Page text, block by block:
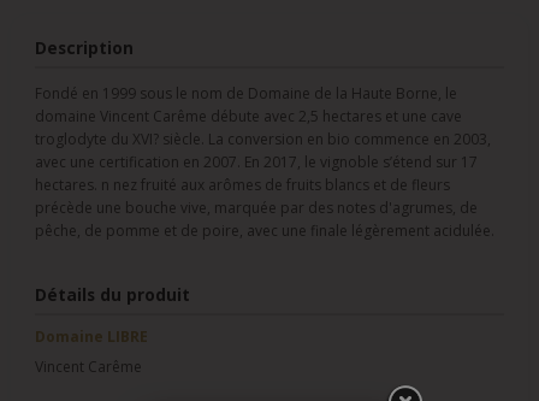
Description
Fondé en 1999 sous le nom de Domaine de la Haute Borne, le
domaine Vincent Carême débute avec 2,5 hectares et une cave
troglodyte du XVI? siècle. La conversion en bio commence en 2003,
avec une certification en 2007. En 2017, le vignoble s’étend sur 17
hectares. n nez fruité aux arômes de fruits blancs et de fleurs
précède une bouche vive, marquée par des notes d'agrumes, de
pêche, de pomme et de poire, avec une finale légèrement acidulée.
Détails du produit
Domaine LIBRE
Vincent Carême